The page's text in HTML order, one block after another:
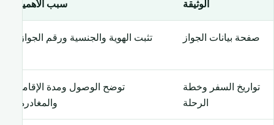
الوثيقة سبب الأهمية
صفحة بيانات الجواز تثبت الهوية والجنسية ورقم الجواز.
تواريخ السفر وخطة
الرحلة
توضح الوصول ومدة الإقامة
والمغادرة.